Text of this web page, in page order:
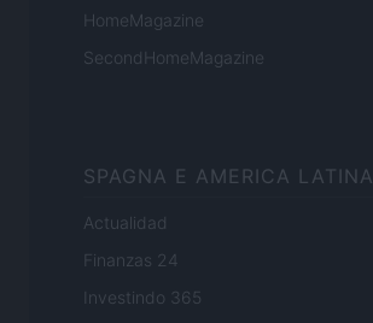
HomeMagazine
SecondHomeMagazine
SPAGNA E AMERICA LATINA
Actualidad
Finanzas 24
Investindo 365